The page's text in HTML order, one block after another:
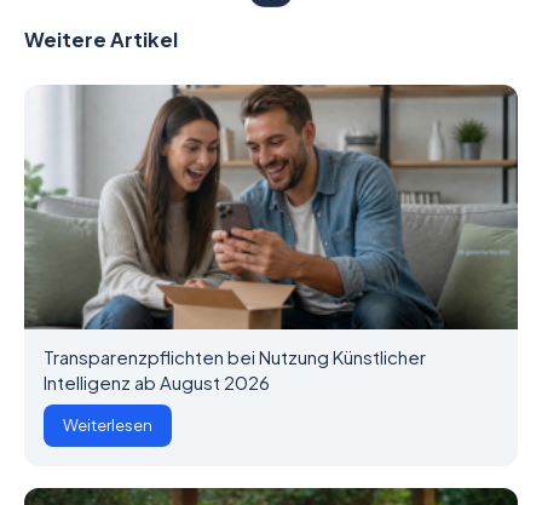
Weitere Artikel
Transparenzpflichten bei Nutzung Künstlicher
Intelligenz ab August 2026
Weiterlesen